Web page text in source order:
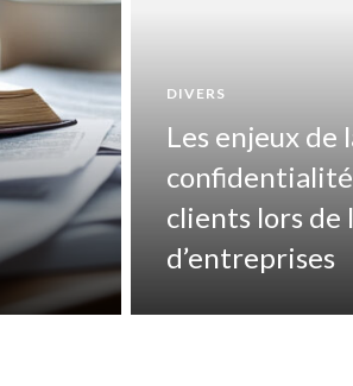
DIVERS
Les enjeux de
clients lors de
d’entreprises